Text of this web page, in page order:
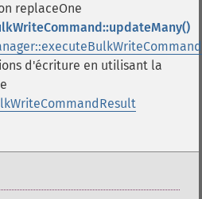
replaceOne
d'écriture en utilisant la